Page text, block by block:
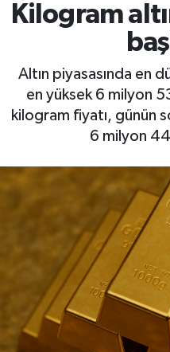
Kilogram
Altın piyasasında en
en yüksek 6 milyon
kilogram fiyatı, günün
6 milyon
Eğitim
Ekonomi
Yaşam
Resmi ilanlar
TFF 3.Lig 4.Grup
Tüm Manşetler
Son Dakika